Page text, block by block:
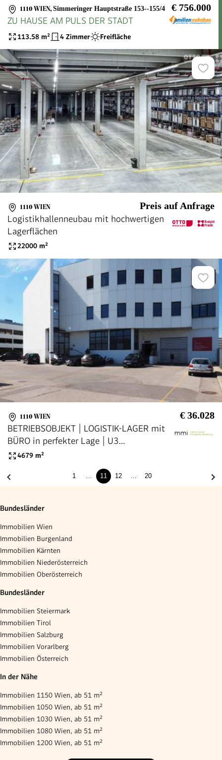
1110 WIEN, Simmeringer Hauptstraße 153--155/4 € 756.000
ZU HAUSE AM PULS DER STADT
113.58 m² 4 Zimmer Freifläche
1110 WIEN Preis auf Anfrage
Logistikhallenneubau mit hochwertigen
Lagerflächen
22000 m²
1110 WIEN € 36.028
BETRIEBSOBJEKT | LOGISTIK-LAGER mit
BÜRO in perfekter Lage | U3
"Zippererstraße" u. A23 St. Marx
4679 m²
1 11 12 20
Bundesländer
Immobilien Wien
Immobilien Burgenland
Immobilien Kärnten
Immobilien Niederösterreich
Immobilien Oberösterreich
Bundesländer
Immobilien Steiermark
Immobilien Tirol
Immobilien Salzburg
Immobilien Vorarlberg
Immobilien Österreich
In der Nähe
Immobilien 1150 Wien, ab 51 m²
Immobilien 1050 Wien, ab 51 m²
Immobilien 1030 Wien, ab 51 m²
Immobilien 1080 Wien, ab 51 m²
Immobilien 1200 Wien, ab 51 m²